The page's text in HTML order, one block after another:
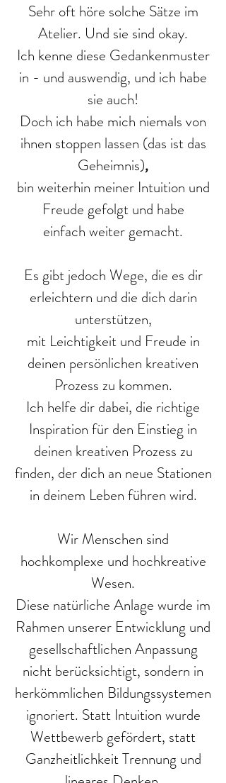
Sehr oft höre solche Sätze im
Atelier. Und sie sind okay.
Ich kenne diese Gedankenmuster
in - und auswendig, und ich habe
sie auch!
Doch ich habe mich niemals von
ihnen stoppen lassen (das ist das
Geheimnis),
bin weiterhin meiner Intuition und
Freude gefolgt und habe
einfach weiter gemacht.
Es gibt jedoch Wege, die es dir
erleichtern und die dich darin
unterstützen,
mit Leichtigkeit und Freude in
deinen persönlichen kreativen
Prozess zu kommen.
Ich helfe dir dabei, die richtige
Inspiration für den Einstieg in
deinen kreativen Prozess zu
finden, der dich an neue Stationen
in deinem Leben führen wird.
Wir Menschen sind
hochkomplexe und hochkreative
Wesen.
Diese natürliche Anlage wurde im
Rahmen unserer Entwicklung und
gesellschaftlichen Anpassung
nicht berücksichtigt, sondern in
herkömmlichen Bildungssystemen
ignoriert. Statt Intuition wurde
Wettbewerb gefördert, statt
Ganzheitlichkeit Trennung und